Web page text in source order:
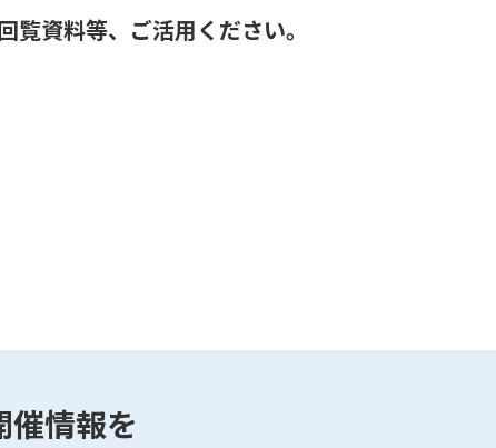
資料等、ご活用ください。
催情報を